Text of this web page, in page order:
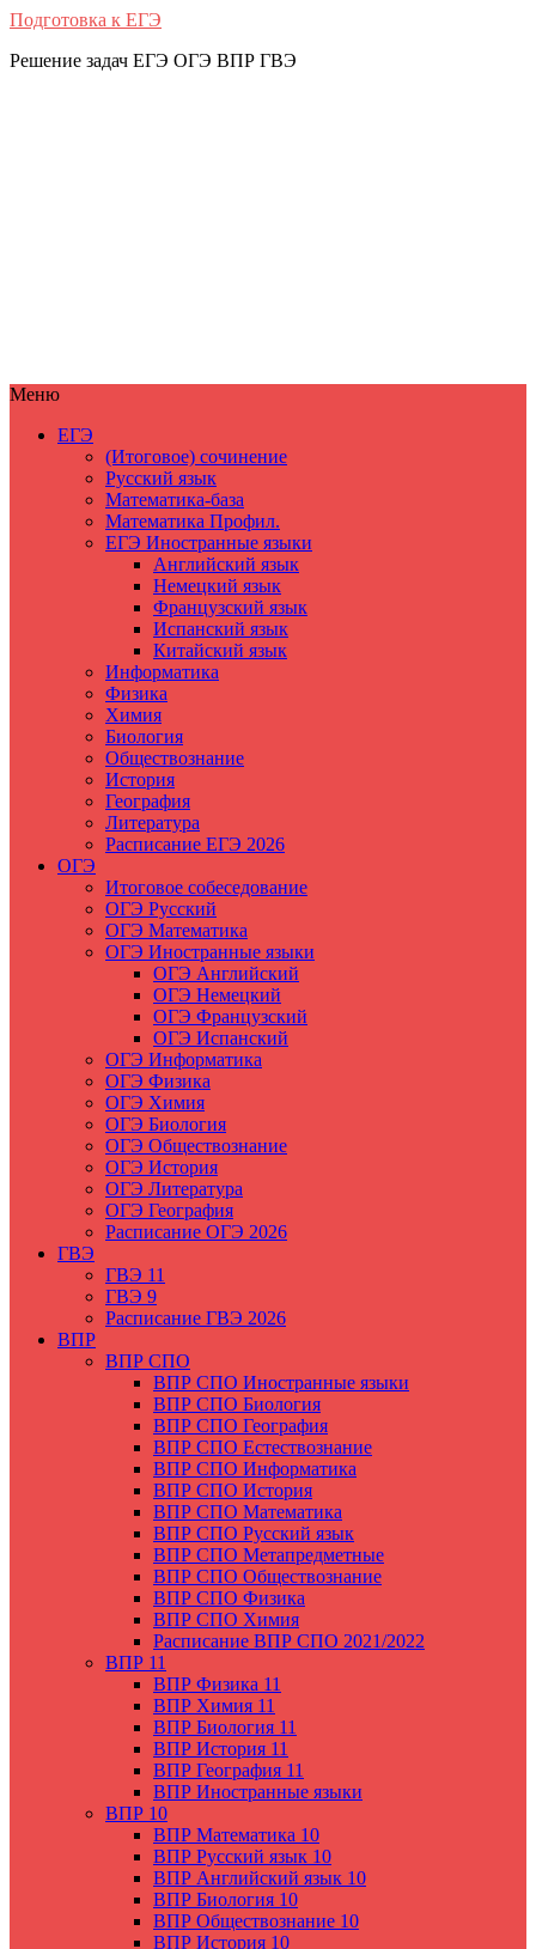
Подготовка к ЕГЭ
Решение задач ЕГЭ ОГЭ ВПР ГВЭ
Меню
ЕГЭ
(Итоговое) сочинение
Русский язык
Математика-база
Математика Профил.
ЕГЭ Иностранные языки
Английский язык
Немецкий язык
Французский язык
Испанский язык
Китайский язык
Информатика
Физика
Химия
Биология
Обществознание
История
География
Литература
Расписание ЕГЭ 2026
ОГЭ
Итоговое собеседование
ОГЭ Русский
ОГЭ Математика
ОГЭ Иностранные языки
ОГЭ Английский
ОГЭ Немецкий
ОГЭ Французский
ОГЭ Испанский
ОГЭ Информатика
ОГЭ Физика
ОГЭ Химия
ОГЭ Биология
ОГЭ Обществознание
ОГЭ История
ОГЭ Литература
ОГЭ География
Расписание ОГЭ 2026
ГВЭ
ГВЭ 11
ГВЭ 9
Расписание ГВЭ 2026
ВПР
ВПР СПО
ВПР СПО Иностранные языки
ВПР СПО Биология
ВПР СПО География
ВПР СПО Естествознание
ВПР СПО Информатика
ВПР СПО История
ВПР СПО Математика
ВПР СПО Русский язык
ВПР СПО Метапредметные
ВПР СПО Обществознание
ВПР СПО Физика
ВПР СПО Химия
Расписание ВПР СПО 2021/2022
ВПР 11
ВПР Физика 11
ВПР Химия 11
ВПР Биология 11
ВПР История 11
ВПР География 11
ВПР Иностранные языки
ВПР 10
ВПР Математика 10
ВПР Русский язык 10
ВПР Английский язык 10
ВПР Биология 10
ВПР Обществознание 10
ВПР История 10